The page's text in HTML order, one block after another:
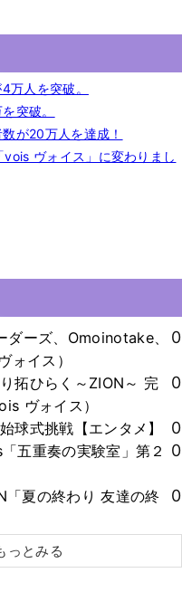
人を突破。
突破。
が20万人を達成！
ヴォイス」に変わりまし
ダーズ、Omoinotake、
イス）
0
拓ひらく～ZION～ 完
ヴォイス）
0
球式挑戦【エンタメ】
0
五重奏の実験室」第２ 0
「夏の終わり 友達の終
0
っとみる